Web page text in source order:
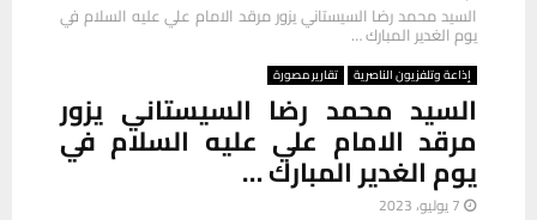
السيد محمد رضا السيستاني يزور مرقد الامام علي عليه السلام في
يوم الغدير المبارك …
إذاعة وتلفزيون الناصرية تقارير مصورة
السيد محمد رضا السيستاني يزور
مرقد الامام علي عليه السلام في
يوم الغدير المبارك …
7 يوليو، 2023